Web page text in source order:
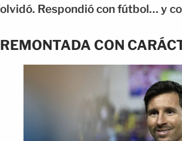
olvidó. Respondió con fútbol… y
REMONTADA CON